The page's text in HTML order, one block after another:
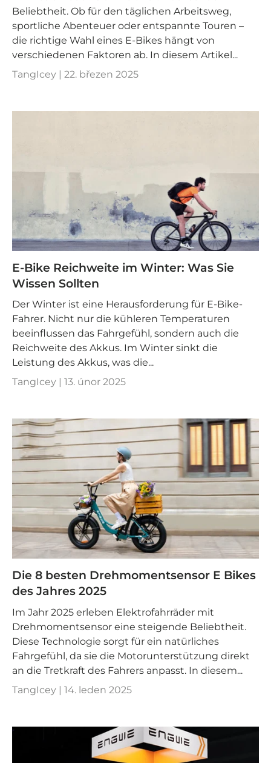
Beliebtheit. Ob für den täglichen Arbeitsweg,
sportliche Abenteuer oder entspannte Touren –
die richtige Wahl eines E-Bikes hängt von
verschiedenen Faktoren ab. In diesem Artikel...
TangIcey | 22. březen 2025
E-Bike Reichweite im Winter: Was Sie
Wissen Sollten
Der Winter ist eine Herausforderung für E-Bike-
Fahrer. Nicht nur die kühleren Temperaturen
beeinflussen das Fahrgefühl, sondern auch die
Reichweite des Akkus. Im Winter sinkt die
Leistung des Akkus, was die...
TangIcey | 13. únor 2025
Die 8 besten Drehmomentsensor E Bikes
des Jahres 2025
Im Jahr 2025 erleben Elektrofahrräder mit
Drehmomentsensor eine steigende Beliebtheit.
Diese Technologie sorgt für ein natürliches
Fahrgefühl, da sie die Motorunterstützung direkt
an die Tretkraft des Fahrers anpasst. In diesem...
TangIcey | 14. leden 2025